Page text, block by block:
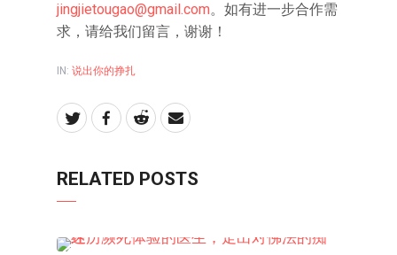
jingjietougao@gmail.com。如有进一步合作需
求，请给我们留言，谢谢！
IN: 说出你的挣扎
RELATED POSTS